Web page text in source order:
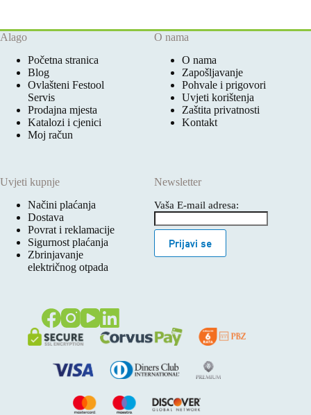
Alago
Početna stranica
Blog
Ovlašteni Festool
Servis
Prodajna mjesta
Katalozi i cjenici
Moj račun
O nama
O nama
Zapošljavanje
Pohvale i prigovori
Uvjeti korištenja
Zaštita privatnosti
Kontakt
Uvjeti kupnje
Načini plaćanja
Dostava
Povrat i reklamacije
Sigurnost plaćanja
Zbrinjavanje
električnog otpada
Newsletter
Vaša E-mail adresa:
Prijavi se